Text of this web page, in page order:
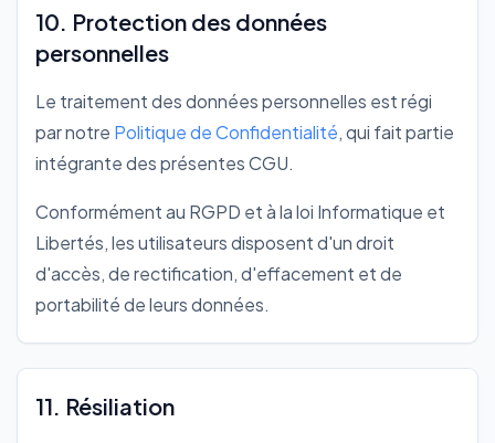
10. Protection des données
personnelles
Le traitement des données personnelles est régi
par notre Politique de Confidentialité, qui fait partie
intégrante des présentes CGU.
Conformément au RGPD et à la loi Informatique et
Libertés, les utilisateurs disposent d'un droit
d'accès, de rectification, d'effacement et de
portabilité de leurs données.
11. Résiliation